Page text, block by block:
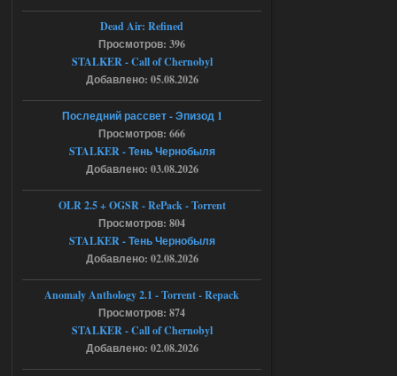
Ответить ➤
06.08.2026
Игра для сталкера 21-очко
ruslanpyrusov
как изменить макс сумму
ставки в файлах чтобы
ставить больше 1 к
Ответить ➤
05.08.2026
Тайна Зоны - Remaster 2026
Stalker-Mods-Clan-su
Доступно только для пользователей
Ответить ➤
05.08.2026
Тайна Зоны - Remaster 2026
Dead Air: Refined
Просмотров: 396
STALKER - Call of Chernobyl
Добавлено: 05.08.2026
Последний рассвет - Эпизод 1
Просмотров: 666
STALKER - Тень Чернобыля
Добавлено: 03.08.2026
OLR 2.5 + OGSR - RePack - Torrent
Просмотров: 804
STALKER - Тень Чернобыля
Добавлено: 02.08.2026
Anomaly Anthology 2.1 - Torrent - Repack
Просмотров: 874
STALKER - Call of Chernobyl
Добавлено: 02.08.2026